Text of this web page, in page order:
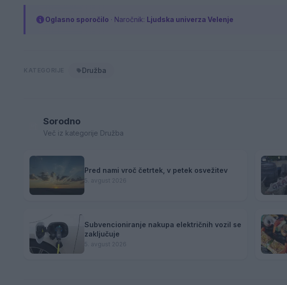
Oglasno sporočilo · Naročnik: Ljudska univerza Velenje
Družba
Sorodno
Več iz kategorije Družba
Pred nami vroč četrtek, v petek osvežitev
5. avgust 2026
Subvencioniranje nakupa električnih vozil se
zaključuje
5. avgust 2026